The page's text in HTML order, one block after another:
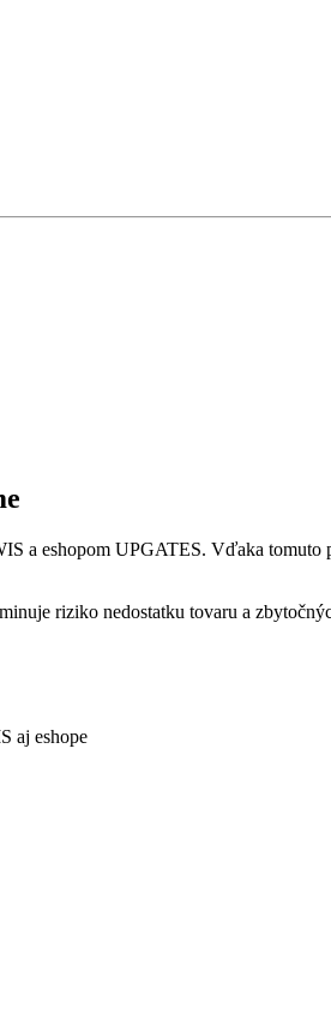
a eshopom UPGATES. Vďaka
riziko nedostatku tovaru a
aj eshope